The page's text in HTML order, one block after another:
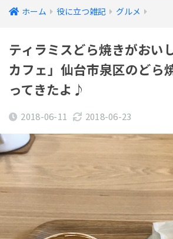
ホーム 役に立つ雑記 グルメ
ティラミスどら焼きがおい
カフェ」仙台市泉区のどら
ってきたよ♪
2018-06-11 2018-06-23